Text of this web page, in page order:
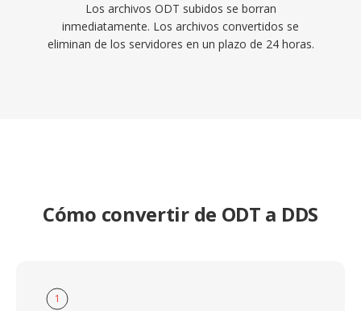
Los archivos ODT subidos se borran
inmediatamente. Los archivos convertidos se
eliminan de los servidores en un plazo de 24 horas.
Cómo convertir de ODT a DDS
1